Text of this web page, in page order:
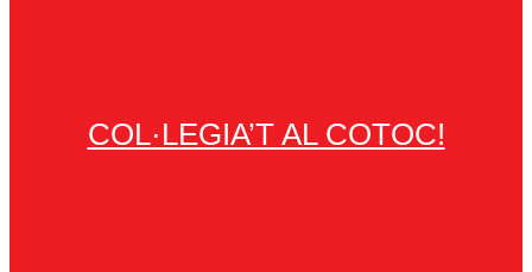
COL·LEGIA’T AL COTOC!